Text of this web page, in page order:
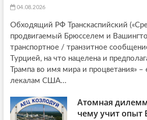
04.08.2026
Обходящий РФ Транскаспийский
продвигаемый Брюсселем и
транспортное / транзитное
Турцией, на что нацелена и
Трампа во имя мира и процветания» –
лекалам США...
Атомная
чему учит опыт